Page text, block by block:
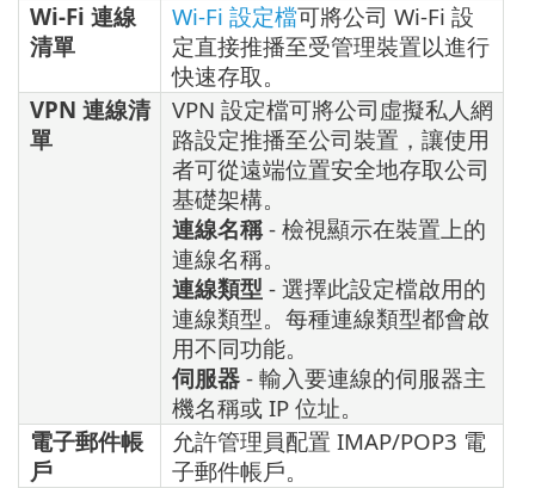
Wi-Fi 連線
清單
Wi-Fi 設定檔可將公司 Wi-Fi 設
定直接推播至受管理裝置以進行
快速存取。
VPN 連線清
單
VPN 設定檔可將公司虛擬私人網
路設定推播至公司裝置，讓使用
者可從遠端位置安全地存取公司
基礎架構。
連線名稱 - 檢視顯示在裝置上的
連線名稱。
連線類型 - 選擇此設定檔啟用的
連線類型。每種連線類型都會啟
用不同功能。
伺服器 - 輸入要連線的伺服器主
機名稱或 IP 位址。
電子郵件帳
戶
允許管理員配置 IMAP/POP3 電
子郵件帳戶。